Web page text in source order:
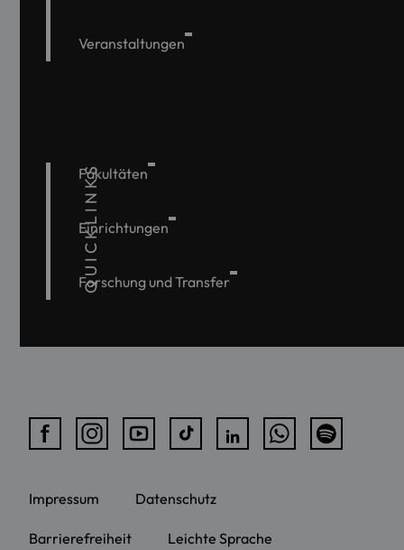
Veranstaltungen
QUICKLINKS
Fakultäten
Einrichtungen
Forschung und Transfer
Impressum Datenschutz
Barrierefreiheit Leichte Sprache